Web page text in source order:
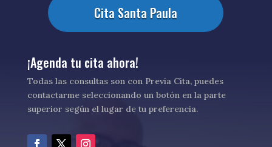
Cita Santa Paula
¡Agenda tu cita ahora!
Todas las consultas son con Previa Cita, puedes
contactarme seleccionando un botón en la parte
superior según el lugar de tu preferencia.